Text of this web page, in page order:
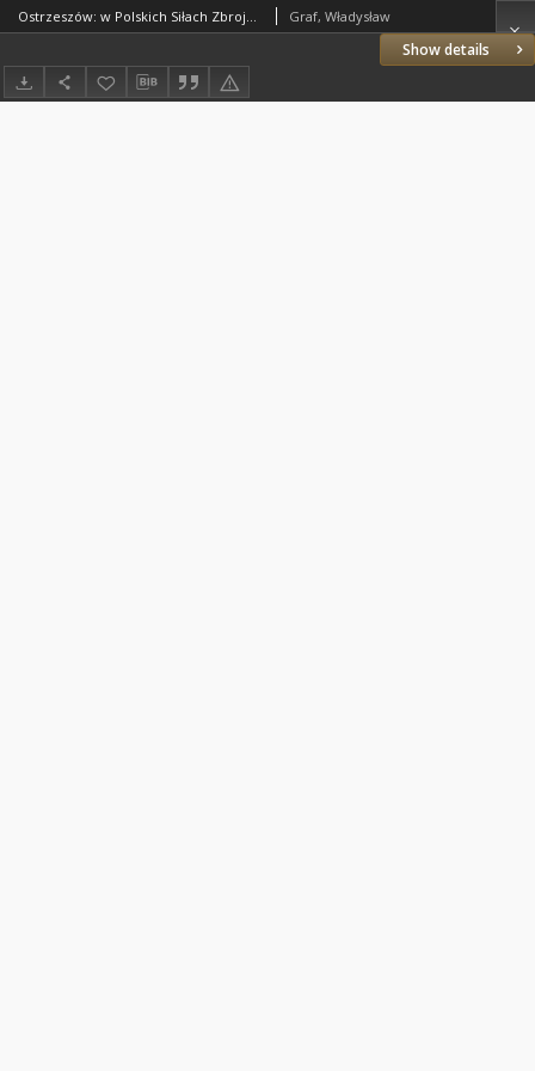
Show details
Ostrzeszów: w Polskich Siłach Zbrojnych na Zachodzie. Cz. 3 Graf, Władysław